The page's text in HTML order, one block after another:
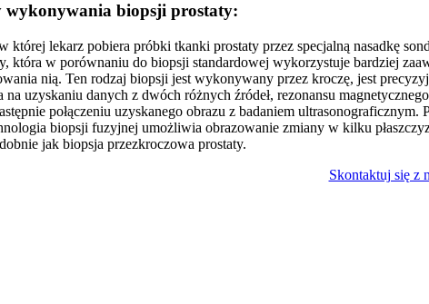
wykonywania biopsji prostaty:
której lekarz pobiera próbki tkanki prostaty przez specjalną nasadkę
która w porównaniu do biopsji standardowej wykorzystuje bardziej
nią. Ten rodzaj biopsji jest wykonywany przez kroczę, jest
uzyskaniu danych z dwóch różnych źródeł, rezonansu
połączeniu uzyskanego obrazu z badaniem
biopsji fuzyjnej umożliwia obrazowanie zmiany w kilku
jak biopsja przezkroczowa prostaty.
Skontaktuj się z